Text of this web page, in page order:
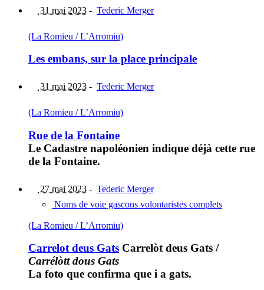
31 mai 2023 - Tederic Merger
(La Romieu / L’Arromiu)
Les embans, sur la place principale
31 mai 2023 - Tederic Merger
(La Romieu / L’Arromiu)
Rue de la Fontaine
Le Cadastre napoléonien indique déjà cette rue
de la Fontaine.
27 mai 2023 - Tederic Merger
Noms de voie gascons volontaristes complets
(La Romieu / L’Arromiu)
Carrelot deus Gats Carrelòt deus Gats /
Carrélòtt dous Gats
La foto que confirma que i a gats.